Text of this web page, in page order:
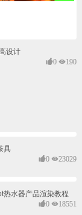
设计
0 190
具
0 23029
热水器产品渲染教程
0 18551